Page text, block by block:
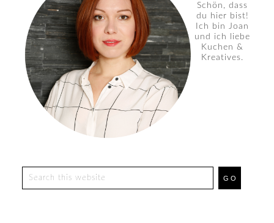
Schön, dass
du hier bist!
Ich bin Joan
und ich liebe
Kuchen &
Kreatives.